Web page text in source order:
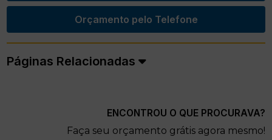
Orçamento pelo Telefone
Páginas Relacionadas
ENCONTROU O QUE PROCURAVA?
Faça seu orçamento grátis agora mesmo!